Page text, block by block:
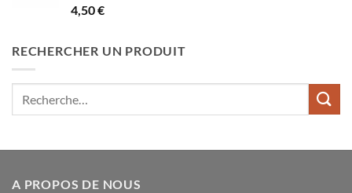
Note5.00
sur 5
4,50€
RECHERCHER UN PRODUIT
A PROPOS DE NOUS